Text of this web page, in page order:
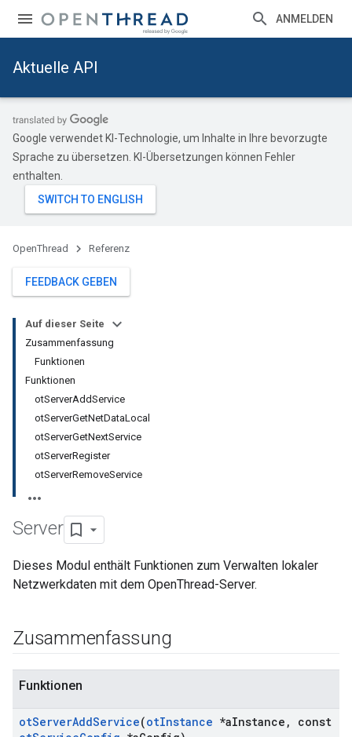
ANMELDEN
Aktuelle API
Google verwendet KI-Technologie, um Inhalte in Ihre bevorzugte
Sprache zu übersetzen. KI-Übersetzungen können Fehler
enthalten.
OpenThread Referenz
FEEDBACK GEBEN
Auf dieser Seite
Zusammenfassung
Funktionen
Funktionen
otServerAddService
otServerGetNetDataLocal
otServerGetNextService
otServerRegister
otServerRemoveService
Server
Dieses Modul enthält Funktionen zum Verwalten lokaler
Netzwerkdaten mit dem OpenThread-Server.
Zusammenfassung
Funktionen
otServerAddService(otInstance *aInstance ,
const